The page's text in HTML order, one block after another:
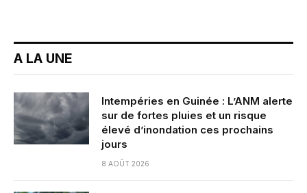
A LA UNE
Intempéries en Guinée : L’ANM alerte
sur de fortes pluies et un risque
élevé d’inondation ces prochains
jours
8 AOÛT 2026